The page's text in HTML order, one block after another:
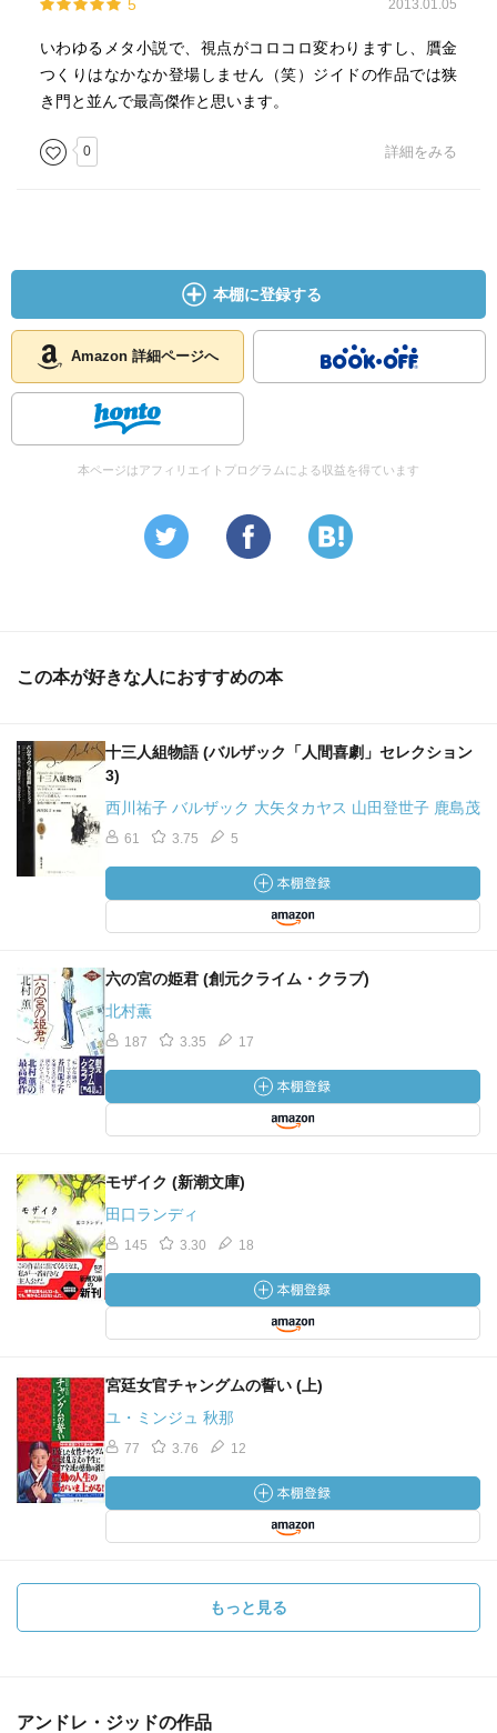
5 2013.01.05
いわゆるメタ小説で、視点がコロコロ変わりますし、贋金
つくりはなかなか登場しません（笑）ジイドの作品では狭
き門と並んで最高傑作と思います。
0 詳細をみる
本棚に登録する
Amazon 詳細ページへ
本ページはアフィリエイトプログラムによる収益を得ています
この本が好きな人におすすめの本
十三人組物語 (バルザック「人間喜劇」セレクション
3)
西川祐子 バルザック 大矢タカヤス 山田登世子 鹿島茂
61 3.75 5
六の宮の姫君 (創元クライム・クラブ)
北村薫
187 3.35 17
モザイク (新潮文庫)
田口ランディ
145 3.30 18
宮廷女官チャングムの誓い (上)
ユ・ミンジュ 秋那
77 3.76 12
もっと見る
アンドレ・ジッドの作品